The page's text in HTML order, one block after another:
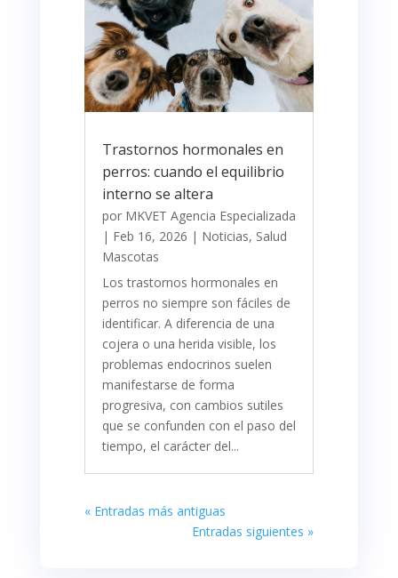
Trastornos hormonales en
perros: cuando el equilibrio
interno se altera
por MKVET Agencia Especializada
| Feb 16, 2026 | Noticias, Salud
Mascotas
Los trastornos hormonales en
perros no siempre son fáciles de
identificar. A diferencia de una
cojera o una herida visible, los
problemas endocrinos suelen
manifestarse de forma
progresiva, con cambios sutiles
que se confunden con el paso del
tiempo, el carácter del...
« Entradas más antiguas
Entradas siguientes »